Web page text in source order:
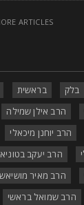
MORE ARTICLES
בלק בראשית
הרב אילן שמילה
הרב יוחנן מיכאלי
הרב יעקב
הרב מאיר
הרב שמואל בראשי